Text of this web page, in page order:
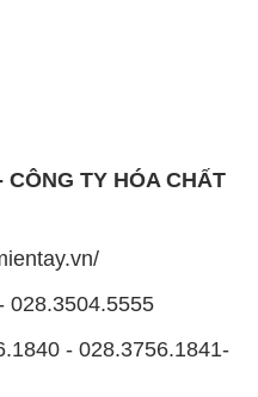
CÔNG TY HÓA CHẤT
028.3504.5555
- 028.3756.1841-